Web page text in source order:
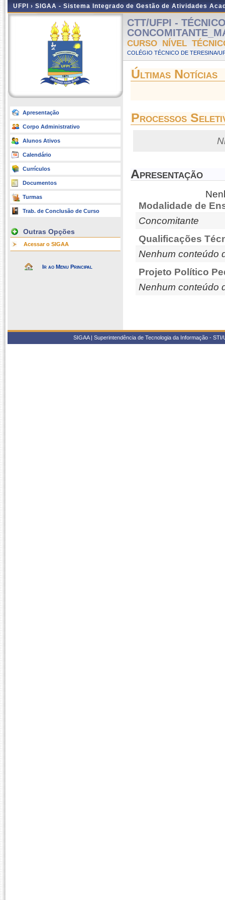
UFPI › SIGAA - Sistema Integrado de Gestão de Atividades
Apresentação
Corpo Administrativo
Alunos Ativos
Calendário
Currículos
Documentos
Turmas
Trab. de Conclusão de Curso
Outras Opções
Acessar o SIGAA
Ir ao Menu Principal
CTT/UFPI -
CURSO NÍVEL
COLÉGIO TÉCNICO DE TERESINA/
Últimas Notícias
Processos
Apresentação
Modalidade de
Concomitante
Qualificações
Nenhum conteúdo
Projeto Político
Nenhum conteúdo
SIGAA | Superintendência de Tecnologia da Informação -